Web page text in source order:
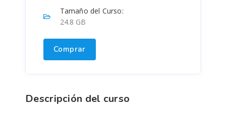
Descripción del curso
Tamaño del Curso:
24.8 GB
Comprar